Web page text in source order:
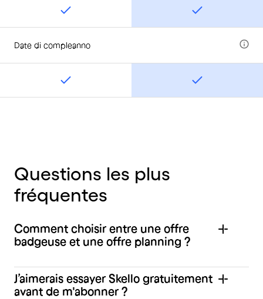
Date di compleanno
Questions les plus
fréquentes
Comment choisir entre une offre
badgeuse et une offre planning ?
J’aimerais essayer Skello gratuitement
avant de m'abonner ?